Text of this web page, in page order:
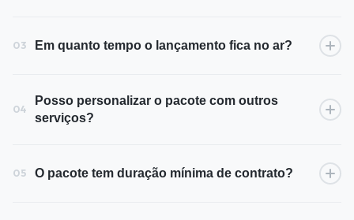
03 Em quanto tempo o lançamento fica no ar?
04
Posso personalizar o pacote com outros
serviços?
05 O pacote tem duração mínima de contrato?